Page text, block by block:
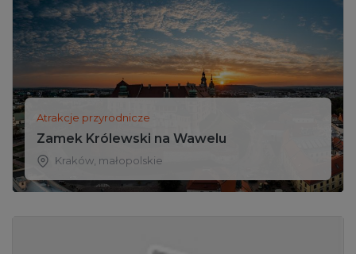
Atrakcje przyrodnicze
Zamek Królewski na Wawelu
Kraków małopolskie